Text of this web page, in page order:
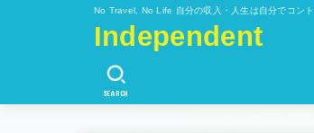
No Travel, No Life 自分の収入・人生は自分でコン
Independent
SEARCH